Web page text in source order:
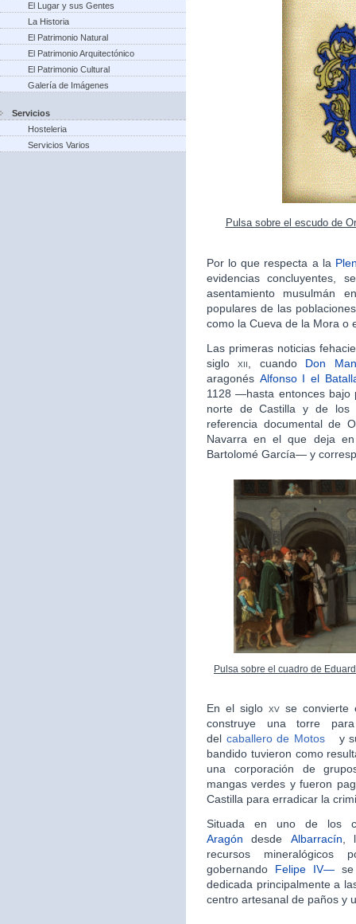
El Lugar y sus Gentes
La Historia
El Patrimonio Natural
El Patrimonio Arquitectónico
El Patrimonio Cultural
Galería de Imágenes
Servicios
Hosteleria
Servicios Varios
Pulsa sobre el escudo de
Por lo que respecta a la
evidencias concluyentes,
asentamiento musulmán
populares de las
como la Cueva de la Mora o
Las primeras noticias
sigloxii , cuando Don
aragonés Alfonso I el
1128 —hasta entonces
norte de Castilla y de los
referencia documental de
Navarra en el que deja
Bartolomé García— y
Pulsa sobre el cuadro de
En el sigloxv se convierte
construye una torre
del caballero de Motos
y
bandido tuvieron como
una corporación de
mangas verdes y fueron
Castilla para erradicar la
Situada en uno de los
Aragón desde Albarrací­­­n,
recursos
gobernando Felipe IV—
dedicada principalmente a
centro artesanal de paños y